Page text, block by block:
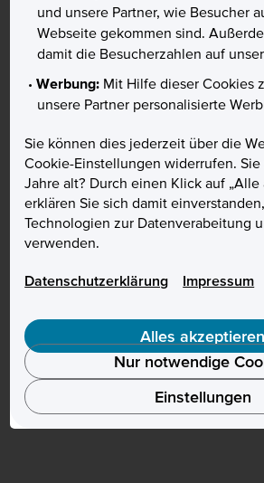
und unsere Partner, wie Besucher
Webseite gekommen sind.
damit die Besucherzahlen auf
Werbung: Mit Hilfe dieser Cookies
unsere Partner personalisierte
Sie können dies jederzeit über die
Cookie-Einstellungen widerrufen.
Jahre alt? Durch einen Klick auf „Alle
erklären Sie sich damit
Technologien zur Datenverabeitung
verwenden.
Datenschutzerklärung Impressum
Alles akzeptieren
Nur notwendige
Einstellungen